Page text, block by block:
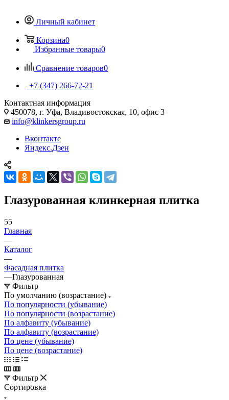
Личный кабинет
Корзина0
Избранные товары0
Сравнение товаров0
+7 (347) 266-72-21
Контактная информация
450078, г. Уфа, Владивостокская, 10, офис 3
info@klinkersgroup.ru
Вконтакте
Яндекс.Дзен
Глазурованная клинкерная плитка
55
Главная
—
Каталог
—
Фасадная плитка
—Глазурованная
Фильтр
По умолчанию (возрастание)
По популярности (убывание)
По популярности (возрастание)
По алфавиту (убывание)
По алфавиту (возрастание)
По цене (убывание)
По цене (возрастание)
Фильтр
Сортировка